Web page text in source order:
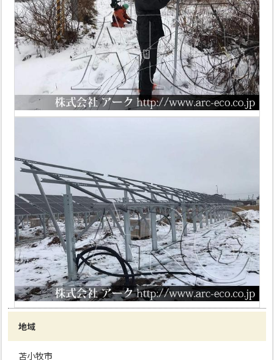
地域
苫小牧市